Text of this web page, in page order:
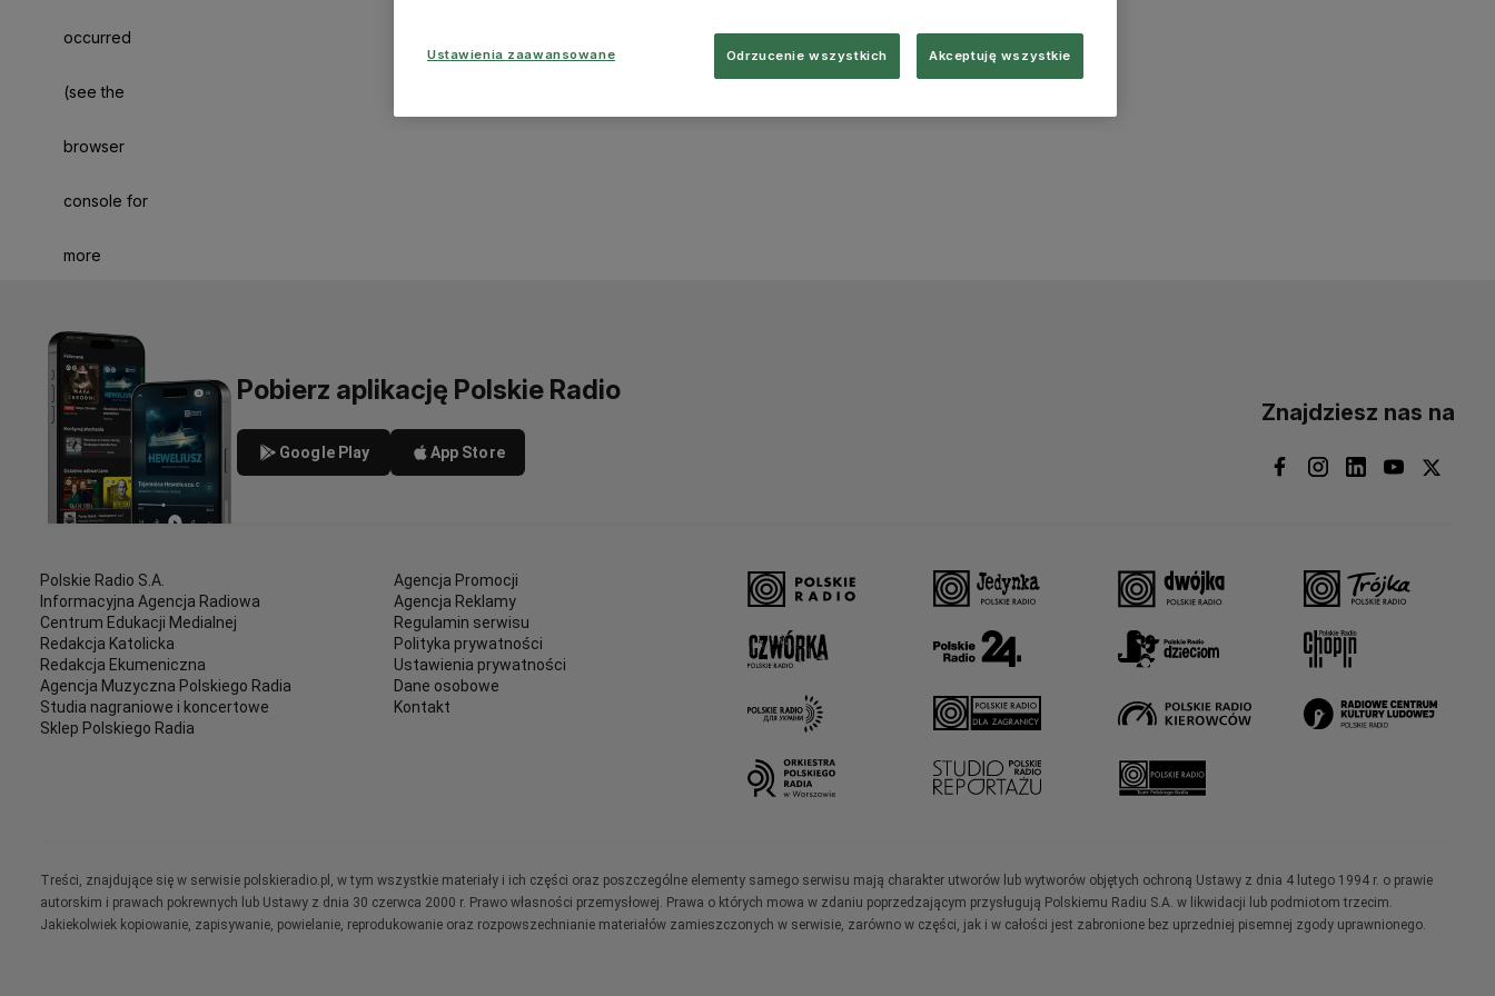
occurred
(see the
browser
console for
more
Pobierz aplikację Polskie Radio
Google Play App Store
Znajdziesz nas na
Polskie Radio S.A.
Informacyjna Agencja Radiowa
Centrum Edukacji Medialnej
Redakcja Katolicka
Redakcja Ekumeniczna
Agencja Muzyczna Polskiego Radia
Studia nagraniowe i koncertowe
Sklep Polskiego Radia
Agencja Promocji
Agencja Reklamy
Regulamin serwisu
Polityka prywatności
Ustawienia prywatności
Dane osobowe
Kontakt
Treści, znajdujące się w serwisie polskieradio.pl, w tym wszystkie materiały i ich części oraz poszczególne elementy samego serwisu mają charakter utworów lub wytworów objętych ochroną Ustawy z dnia 4 lutego 1994 r. o prawie
autorskim i prawach pokrewnych lub Ustawy z dnia 30 czerwca 2000 r. Prawo własności przemysłowej. Prawa o których mowa w zdaniu poprzedzającym przysługują Polskiemu Radiu S.A. w likwidacji lub podmiotom trzecim.
Jakiekolwiek kopiowanie, zapisywanie, powielanie, reprodukowanie oraz rozpowszechnianie materiałów zamieszczonych w serwisie, zarówno w części, jak i w całości jest zabronione bez uprzedniej pisemnej zgody uprawnionego.
Ustawienia zaawansowane Odrzucenie wszystkich Akceptuję wszystkie